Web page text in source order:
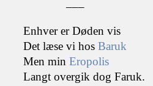
er Døden vis
vi hos Baruk
min Eropolis
dog Faruk.